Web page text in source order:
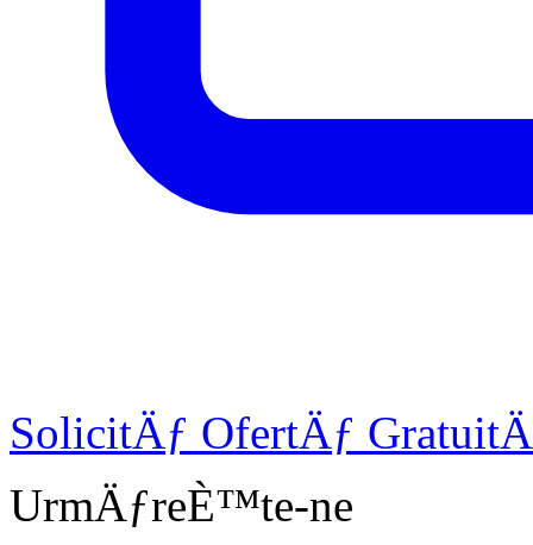
SolicitÄƒ OfertÄƒ
UrmÄƒreÈ™te-ne